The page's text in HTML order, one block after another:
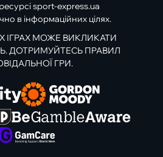
sport-express.ua
в інформаційних цілях.
ІГРАХ МОЖЕ ВИКЛИКАТИ
ДОТРИМУЙТЕСЬ ПРАВИЛ
ГРИ.